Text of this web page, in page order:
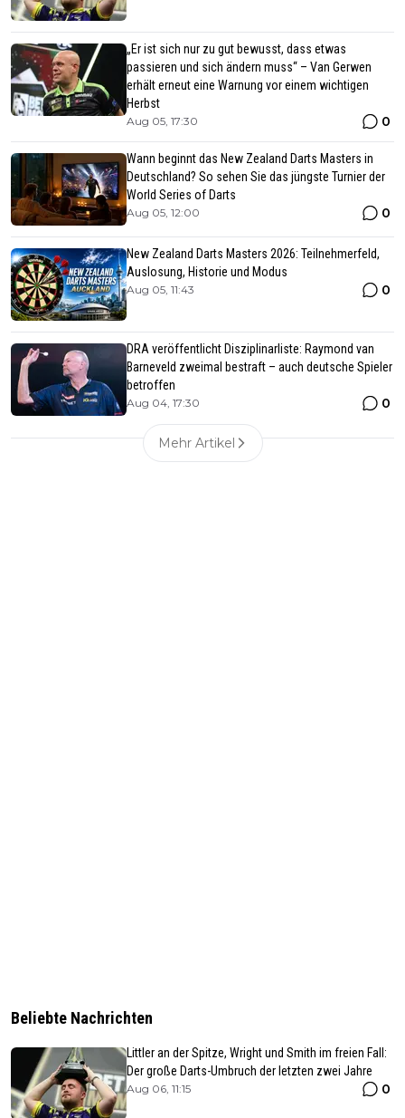
„Er ist sich nur zu gut bewusst, dass etwas
passieren und sich ändern muss“ – Van Gerwen
erhält erneut eine Warnung vor einem wichtigen
Herbst
Aug 05, 17:30 0
Wann beginnt das New Zealand Darts Masters in
Deutschland? So sehen Sie das jüngste Turnier der
World Series of Darts
Aug 05, 12:00 0
New Zealand Darts Masters 2026: Teilnehmerfeld,
Auslosung, Historie und Modus
Aug 05, 11:43 0
DRA veröffentlicht Disziplinarliste: Raymond van
Barneveld zweimal bestraft – auch deutsche Spieler
betroffen
Aug 04, 17:30 0
Mehr Artikel
Beliebte Nachrichten
Littler an der Spitze, Wright und Smith im freien Fall:
Der große Darts-Umbruch der letzten zwei Jahre
Aug 06, 11:15 0